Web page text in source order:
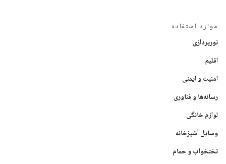
موارد استفاده
نورپردازی
اقلیم
امنیت و ایمنی
رسانه‌ها و فناوری
لوازم خانگی
وسایل آشپزخانه
تختخواب و حمام